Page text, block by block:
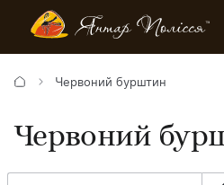
Червоний бурштин
Червоний